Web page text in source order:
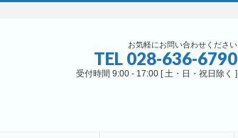
お気軽にお問い合わせください
TEL 028-636-6790
受付時間 9:00 - 17:00 [ 土・日・祝日除く ]